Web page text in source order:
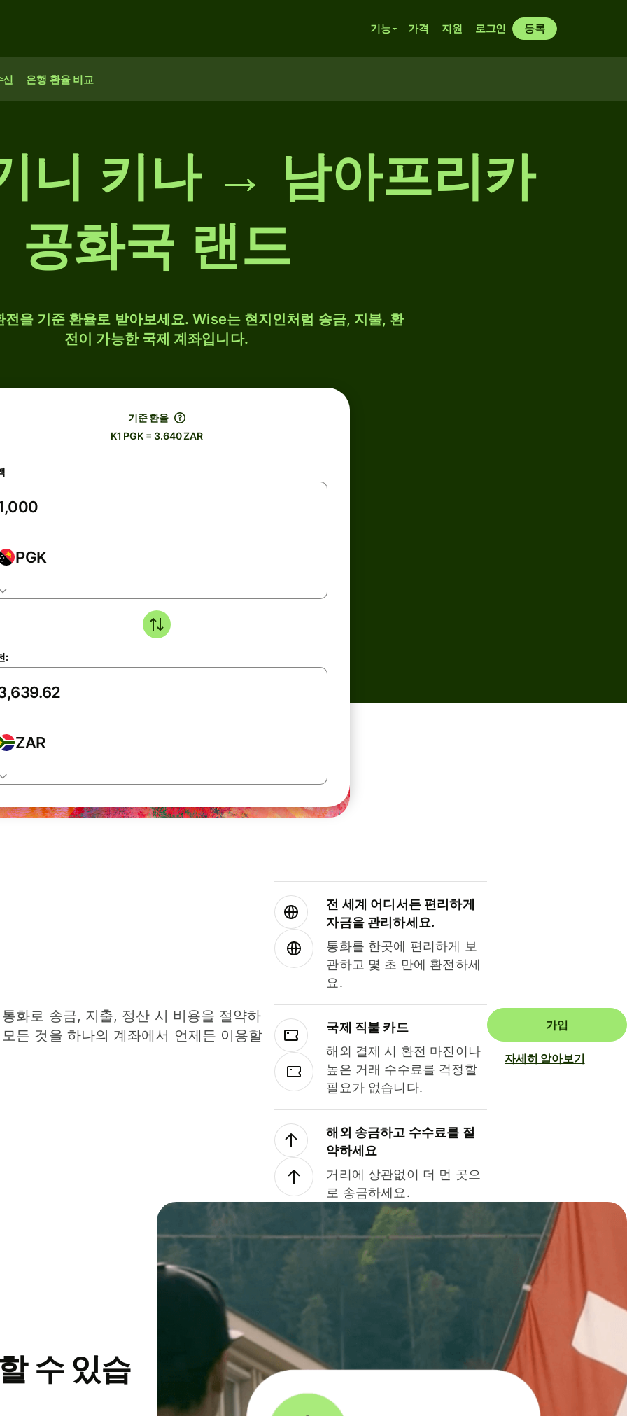
기능 가격 지원 로그인 등록
신 은행 환율 비교
니 키나 → 남아프리카
공화국 랜드
을 기준 환율로 받아보세요. Wise는 현지인처럼 송금, 지불, 환
전이 가능한 국제 계좌입니다.
기준 환율
K1 PGK = 3.640 ZAR
PGK
:
ZAR
화로 송금, 지출, 정산 시 비용을 절약하
든 것을 하나의 계좌에서 언제든 이용할
전 세계 어디서든 편리하게
자금을 관리하세요.
통화를 한곳에 편리하게 보
관하고 몇 초 만에 환전하세
요.
국제 직불 카드
해외 결제 시 환전 마진이나
높은 거래 수수료를 걱정할
필요가 없습니다.
해외 송금하고 수수료를 절
약하세요
거리에 상관없이 더 먼 곳으
로 송금하세요.
가입
자세히 알아보기
수 있습